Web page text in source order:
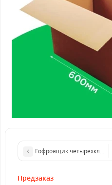
Гофроящик
Предзаказ